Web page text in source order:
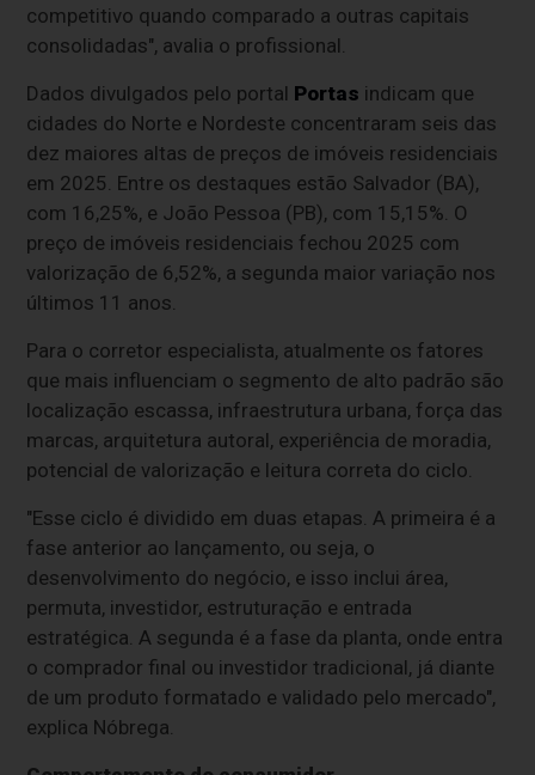
competitivo quando comparado a outras capitais
consolidadas", avalia o profissional.
Dados divulgados pelo portal Portas indicam que
cidades do Norte e Nordeste concentraram seis das
dez maiores altas de preços de imóveis residenciais
em 2025. Entre os destaques estão Salvador (BA),
com 16,25%, e João Pessoa (PB), com 15,15%. O
preço de imóveis residenciais fechou 2025 com
valorização de 6,52%, a segunda maior variação nos
últimos 11 anos.
Para o corretor especialista, atualmente os fatores
que mais influenciam o segmento de alto padrão são
localização escassa, infraestrutura urbana, força das
marcas, arquitetura autoral, experiência de moradia,
potencial de valorização e leitura correta do ciclo.
"Esse ciclo é dividido em duas etapas. A primeira é a
fase anterior ao lançamento, ou seja, o
desenvolvimento do negócio, e isso inclui área,
permuta, investidor, estruturação e entrada
estratégica. A segunda é a fase da planta, onde entra
o comprador final ou investidor tradicional, já diante
de um produto formatado e validado pelo mercado",
explica Nóbrega.